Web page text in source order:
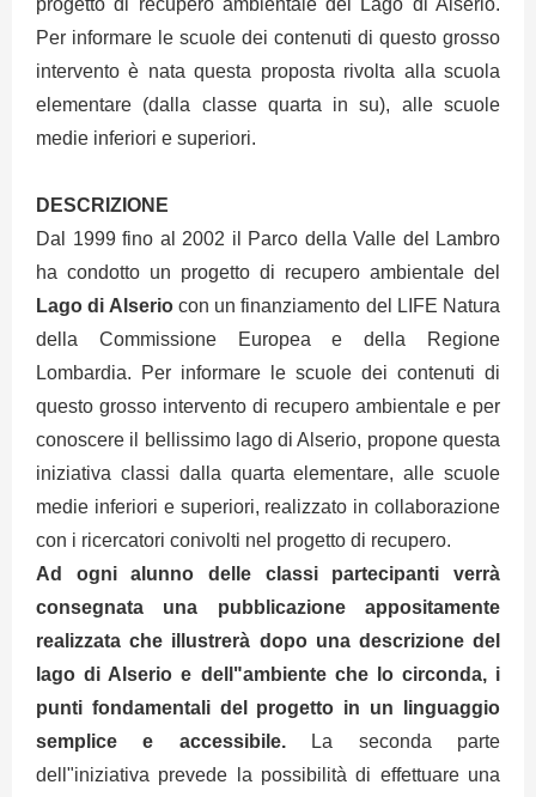
progetto di recupero ambientale del Lago di Alserio.
Per informare le scuole dei contenuti di questo grosso
intervento è nata questa proposta rivolta alla scuola
elementare (dalla classe quarta in su), alle scuole
medie inferiori e superiori.
DESCRIZIONE
Dal 1999 fino al 2002 il Parco della Valle del Lambro
ha condotto un progetto di recupero ambientale del
Lago di Alseriocon un finanziamento del LIFE Natura
della Commissione Europea e della Regione
Lombardia. Per informare le scuole dei contenuti di
questo grosso intervento di recupero ambientale e per
conoscere il bellissimo lago di Alserio, propone questa
iniziativa classi dalla quarta elementare, alle scuole
medie inferiori e superiori, realizzato in collaborazione
con i ricercatori conivolti nel progetto di recupero.
Ad ogni alunno delle classi partecipanti verrà
consegnata una pubblicazione appositamente
realizzata che illustrerà dopo una descrizione del
lago di Alserio e dell"ambiente che lo circonda, i
punti fondamentali del progetto in un linguaggio
semplice e accessibile.La seconda parte
dell"iniziativa prevede la possibilità di effettuare una